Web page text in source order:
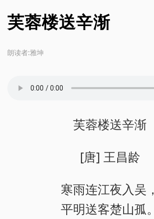
芙蓉楼送辛渐
朗读者:雅坤
芙蓉楼送辛渐
[唐] 王昌龄
寒雨连江夜入吴，
平明送客楚山孤。